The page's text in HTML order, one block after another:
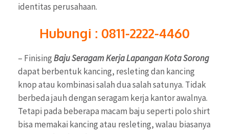
identitas perusahaan.
Hubungi : 0811-2222-4460
– FinisingBaju Seragam Kerja Lapangan Kota Sorong
dapat berbentuk kancing, resleting dan kancing
knop atau kombinasi salah dua salah satunya. Tidak
berbeda jauh dengan seragam kerja kantor awalnya.
Tetapi pada beberapa macam baju seperti polo shirt
bisa memakai kancing atau resleting, walau biasanya